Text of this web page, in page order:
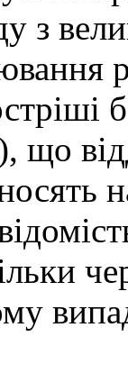
з
що